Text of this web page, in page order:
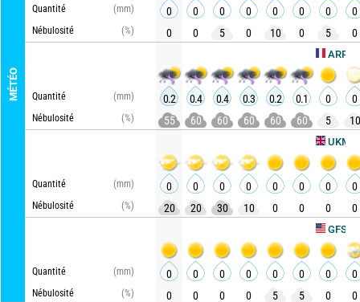
MÉTÉO
Quantité
(mm)
Nébulosité
(%)
ARPEGE
Quantité
(mm)
Nébulosité
(%)
UKMO
Quantité
(mm)
Nébulosité
(%)
Quantité
(mm)
Nébulosité
(%)
0 0 0 0 0 0 0
0
0
0 5 0 10 0 5 0
0.2 0.4 0.4 0.3 0.2 0.1 0
0
55
60 60 60 60 60 5 10
0 0 0 0 0 0 0
0
20
20 30 10 0 0 0 0
0 0 0 0 0 0 0
0
0
0 0 0 5 5 0 0